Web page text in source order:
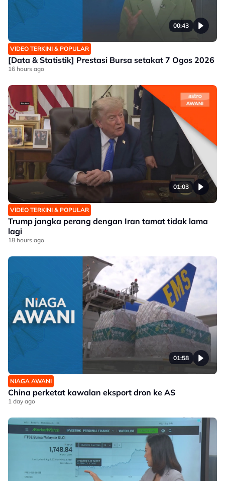
00:43
VIDEO TERKINI & POPULAR
[Data & Statistik] Prestasi Bursa setakat 7 Ogos 2026
16 hours ago
01:03
VIDEO TERKINI & POPULAR
Trump jangka perang dengan Iran tamat tidak lama
lagi
18 hours ago
01:58
NIAGA AWANI
China perketat kawalan eksport dron ke AS
1 day ago